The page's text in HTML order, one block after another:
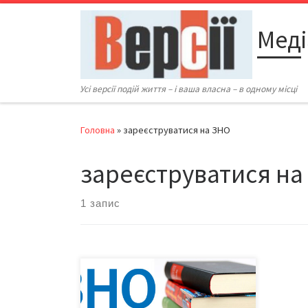
Перейти до вмісту
Усі версії подій життя – і ваша власна – в одному місці
Головна » зареєструватися на ЗНО
зареєструватися
1 запис
Реєстрація на офіційну сесію ЗНО
розпочалася 6 лютого, і триватиме
до 19 березня. Змінювати